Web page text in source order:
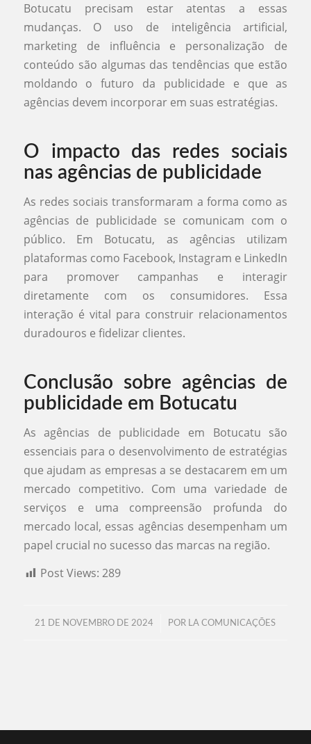
Botucatu precisam estar atentas a essas
mudanças. O uso de inteligência artificial,
marketing de influência e personalização de
conteúdo são algumas das tendências que estão
moldando o futuro da publicidade e que as
agências devem incorporar em suas estratégias.
O impacto das redes sociais
nas agências de publicidade
As redes sociais transformaram a forma como as
agências de publicidade se comunicam com o
público. Em Botucatu, as agências utilizam
plataformas como Facebook, Instagram e LinkedIn
para promover campanhas e interagir
diretamente com os consumidores. Essa
interação é vital para construir relacionamentos
duradouros e fidelizar clientes.
Conclusão sobre agências de
publicidade em Botucatu
As agências de publicidade em Botucatu são
essenciais para o desenvolvimento de estratégias
que ajudam as empresas a se destacarem em um
mercado competitivo. Com uma variedade de
serviços e uma compreensão profunda do
mercado local, essas agências desempenham um
papel crucial no sucesso das marcas na região.
Post Views: 289
21 DE NOVEMBRO DE 2024
/ POR LA COMUNICAÇÕES